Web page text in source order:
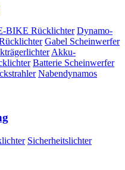
BIKE Rücklichter Dynamo-
Gabel Scheinwerfer
Akku-
Batterie Scheinwerfer
Nabendynamos
Sicherheitslichter